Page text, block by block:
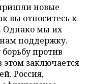
новые
вы относитесь к
Однако мы их
поддержку.
против
заключается
Россия,